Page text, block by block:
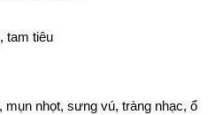
tam tiêu
mụn nhọt, sưng vú, tràng nhạc, ổ